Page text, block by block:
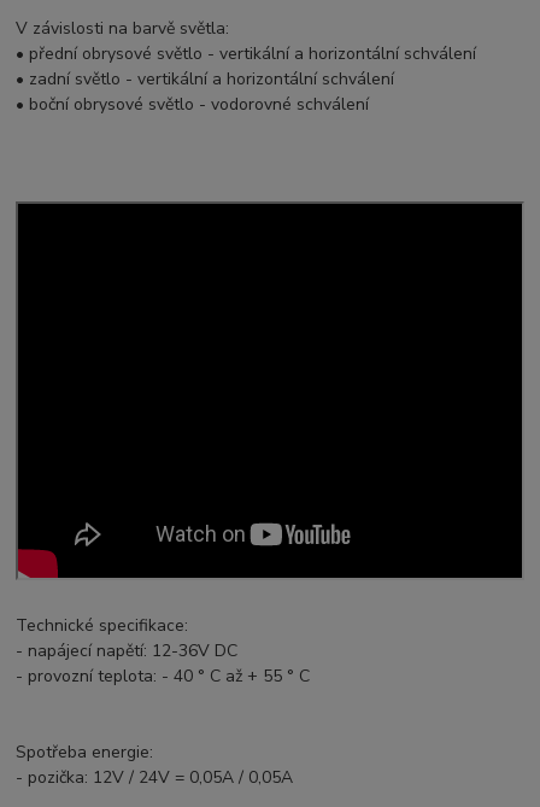
V závislosti na barvě světla:
• přední obrysové světlo - vertikální a horizontální schválení
• zadní světlo - vertikální a horizontální schválení
• boční obrysové světlo - vodorovné schválení
Technické specifikace:
- napájecí napětí: 12-36V DC
- provozní teplota: - 40 ° C až + 55 ° C
Spotřeba energie:
- pozička: 12V / 24V = 0,05A / 0,05A